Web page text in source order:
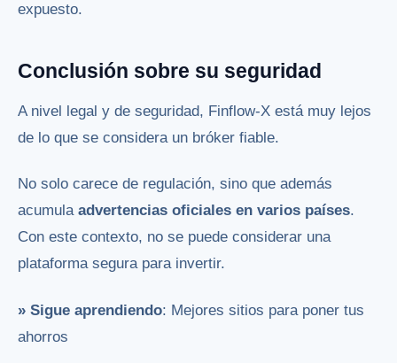
expuesto.
Conclusión sobre su seguridad
A nivel legal y de seguridad, Finflow-X está muy lejos
de lo que se considera un bróker fiable.
No solo carece de regulación, sino que además
acumula advertencias oficiales en varios países.
Con este contexto, no se puede considerar una
plataforma segura para invertir.
» Sigue aprendiendo: Mejores sitios para poner tus
ahorros